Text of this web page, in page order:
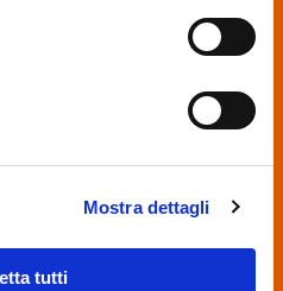
Mostra dettagli
tutti
+ 10h teoria
CONTINUO